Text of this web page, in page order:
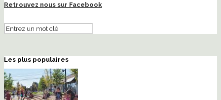
Retrouvez nous sur Facebook
Les plus populaires